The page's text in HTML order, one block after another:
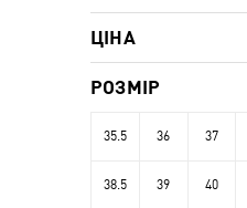
ЦІНА
РОЗМІР
35.5 36 37
38.5 39 40